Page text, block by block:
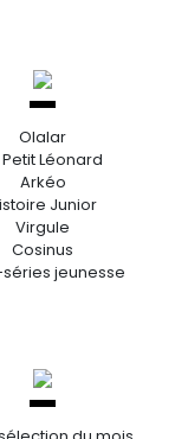
Olalar
Petit Léonard
Arkéo
Junior
Virgule
Cosinus
jeunesse